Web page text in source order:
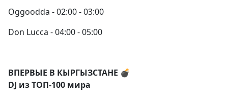
Oggoodda - 02:00 - 03:00
Don Lucca - 04:00 - 05:00
ВПЕРВЫЕ В КЫРГЫЗСТАНЕ 💣
DJ из ТОП-100 мира